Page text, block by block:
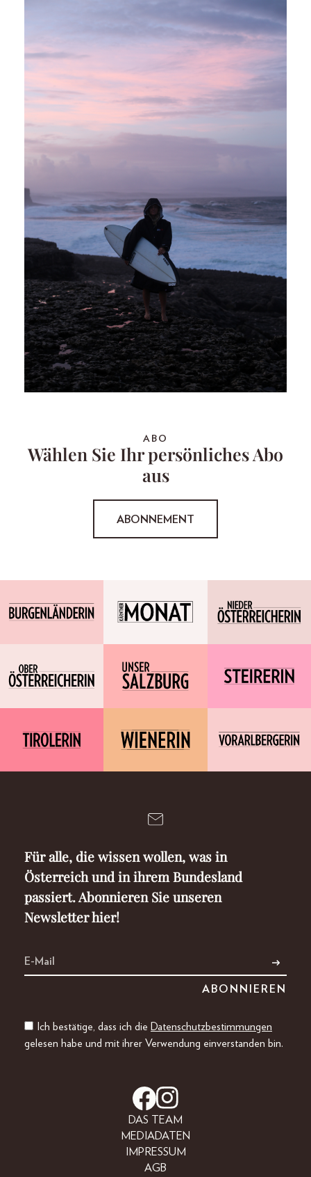
ABO
Wählen Sie Ihr persönliches Abo
aus
ABONNEMENT
Für alle, die wissen wollen, was in
Österreich und in ihrem Bundesland
passiert. Abonnieren Sie unseren
Newsletter hier!
Ich bestätige, dass ich die Datenschutzbestimmungen
gelesen habe und mit ihrer Verwendung einverstanden bin.
DAS TEAM
MEDIADATEN
IMPRESSUM
AGB